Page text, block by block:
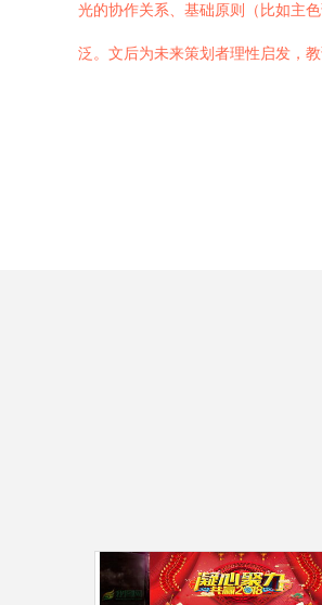
光的协作关系、基础原则（比如主
泛。文后为未来策划者理性启发，